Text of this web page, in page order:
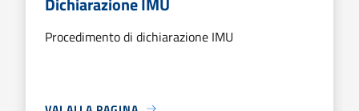
Procedimento di dichiarazione IMU